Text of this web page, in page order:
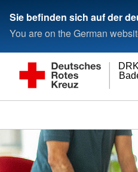
Sie befinden sich auf der
You are on the German